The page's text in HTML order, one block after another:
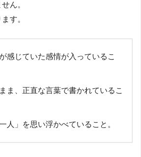
ん。
す。
感じていた感情が入っているこ
ま、正直な言葉で書かれているこ
人」を思い浮かべていること。